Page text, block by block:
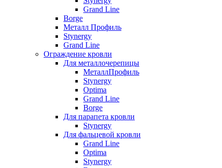
Grand Line
Borge
Металл Профиль
Stynergy
Grand Line
Ограждение кровли
Для металлочерепицы
МеталлПрофиль
Stynergy
Optima
Grand Line
Borge
Для парапета кровли
Stynergy
Для фальцевой кровли
Grand Line
Optima
Stynergy